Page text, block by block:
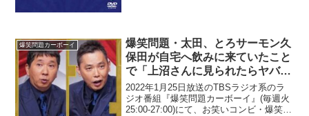
爆笑問題カーボーイ
爆笑問題・太田、とろサーモン久
保田が自宅へ飲みに来ていたこと
で「上沼さんに見られたらヤバイ
なって思って」と発言「だって俺
と久保田だよ」
2022年1月25日放送のTBSラジオ系のラ
ジオ番組『爆笑問題カーボーイ』(毎週火
25:00-27:00)にて、お笑いコンビ・爆笑問